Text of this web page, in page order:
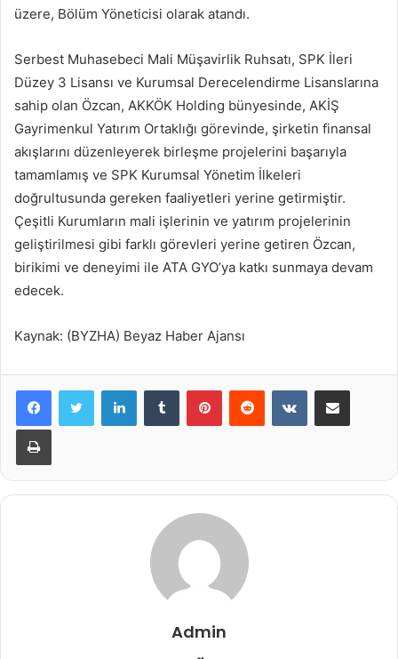
üzere, Bölüm Yöneticisi olarak atandı.
Serbest Muhasebeci Mali Müşavirlik Ruhsatı, SPK İleri
Düzey 3 Lisansı ve Kurumsal Derecelendirme Lisanslarına
sahip olan Özcan, AKKÖK Holding bünyesinde, AKİŞ
Gayrimenkul Yatırım Ortaklığı görevinde, şirketin finansal
akışlarını düzenleyerek birleşme projelerini başarıyla
tamamlamış ve SPK Kurumsal Yönetim İlkeleri
doğrultusunda gereken faaliyetleri yerine getirmiştir.
Çeşitli Kurumların mali işlerinin ve yatırım projelerinin
geliştirilmesi gibi farklı görevleri yerine getiren Özcan,
birikimi ve deneyimi ile ATA GYO’ya katkı sunmaya devam
edecek.
Kaynak: (BYZHA) Beyaz Haber Ajansı
LinkedInTumblr PinterestReddit VKontakteE-Posta ile paylaş
Yazdır
Admin